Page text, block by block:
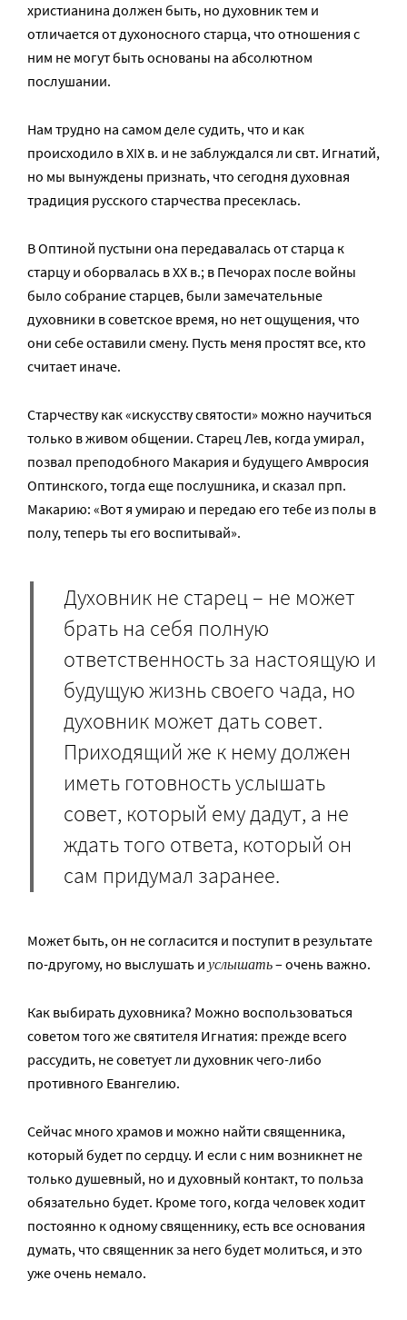
христианина должен быть, но духовник тем и
отличается от духоносного старца, что отношения с
ним не могут быть основаны на абсолютном
послушании.
Нам трудно на самом деле судить, что и как
происходило в XIX в. и не заблуждался ли свт. Игнатий,
но мы вынуждены признать, что сегодня духовная
традиция русского старчества пресеклась.
В Оптиной пустыни она передавалась от старца к
старцу и оборвалась в XX в.; в Печорах после войны
было собрание старцев, были замечательные
духовники в советское время, но нет ощущения, что
они себе оставили смену. Пусть меня простят все, кто
считает иначе.
Старчеству как «искусству святости» можно научиться
только в живом общении. Старец Лев, когда умирал,
позвал преподобного Макария и будущего Амвросия
Оптинского, тогда еще послушника, и сказал прп.
Макарию: «Вот я умираю и передаю его тебе из полы в
полу, теперь ты его воспитывай».
Духовник не старец – не может
брать на себя полную
ответственность за настоящую и
будущую жизнь своего чада, но
духовник может дать совет.
Приходящий же к нему должен
иметь готовность услышать
совет, который ему дадут, а не
ждать того ответа, который он
сам придумал заранее.
Может быть, он не согласится и поступит в результате
по-другому, но выслушать и услышать– очень важно.
Как выбирать духовника? Можно воспользоваться
советом того же святителя Игнатия: прежде всего
рассудить, не советует ли духовник чего-либо
противного Евангелию.
Сейчас много храмов и можно найти священника,
который будет по сердцу. И если с ним возникнет не
только душевный, но и духовный контакт, то польза
обязательно будет. Кроме того, когда человек ходит
постоянно к одному священнику, есть все основания
думать, что священник за него будет молиться, и это
уже очень немало.